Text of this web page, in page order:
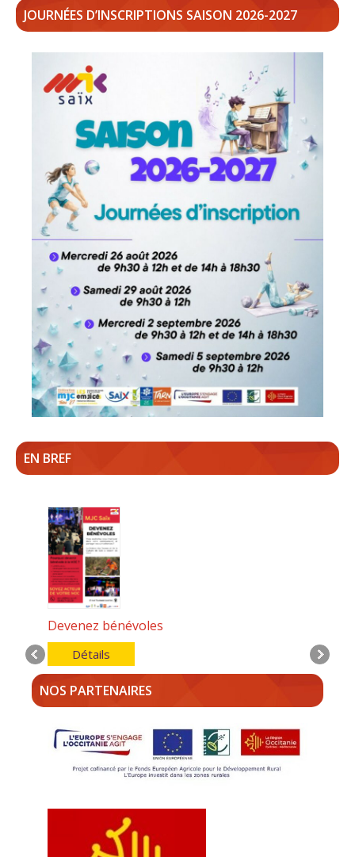
JOURNÉES D’INSCRIPTIONS SAISON 2026-2027
EN BREF
Devenez bénévoles
Détails
NOS PARTENAIRES